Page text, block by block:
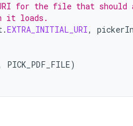
for the file that should
it loads.
.EXTRA_INITIAL_URI,
PICK_PDF_FILE)